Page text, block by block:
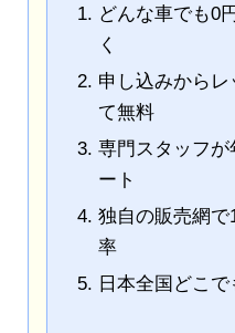
どんな車でも0
く
申し込みから
て無料
専門スタッフが
ート
独自の販売網
率
日本全国どこ